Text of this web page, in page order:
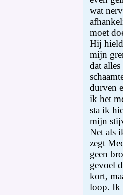
wat
moet
Hij
mijn
dat
durven
ik het
sta ik
mijn
Net als
zegt
geen
gevoel
kort,
loop. Ik